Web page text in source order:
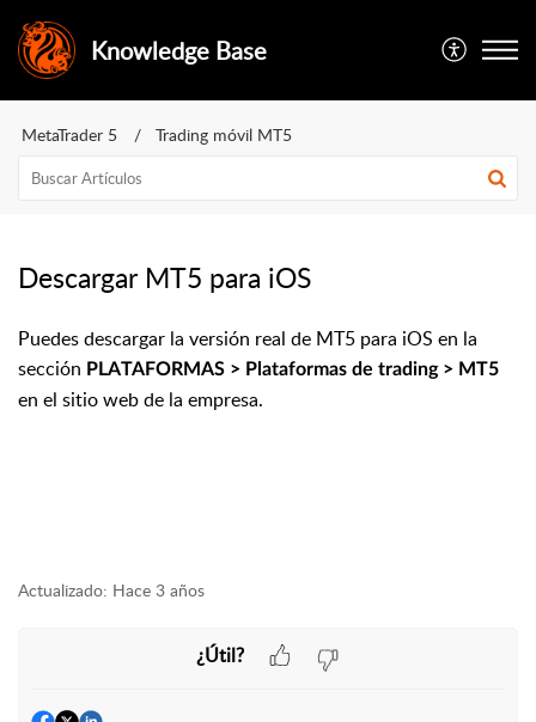
Knowledge Base
MetaTrader 5 Trading móvil MT5
Descargar MT5 para iOS
Puedes descargar la versión real de MT5 para iOS en la
sección PLATAFORMAS > Plataformas de trading > MT5
en el sitio web de la empresa.
Actualizado: Hace 3 años
¿Útil?